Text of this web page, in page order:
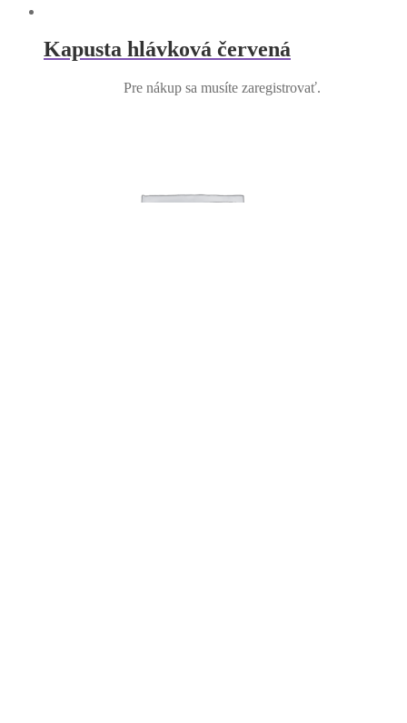
Kapusta hlávková červená
Pre nákup sa musíte zaregistrovať.